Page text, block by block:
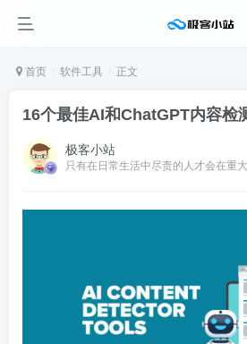
首页 软件工具 正文
16个最佳AI和ChatGPT内容检
极客小站